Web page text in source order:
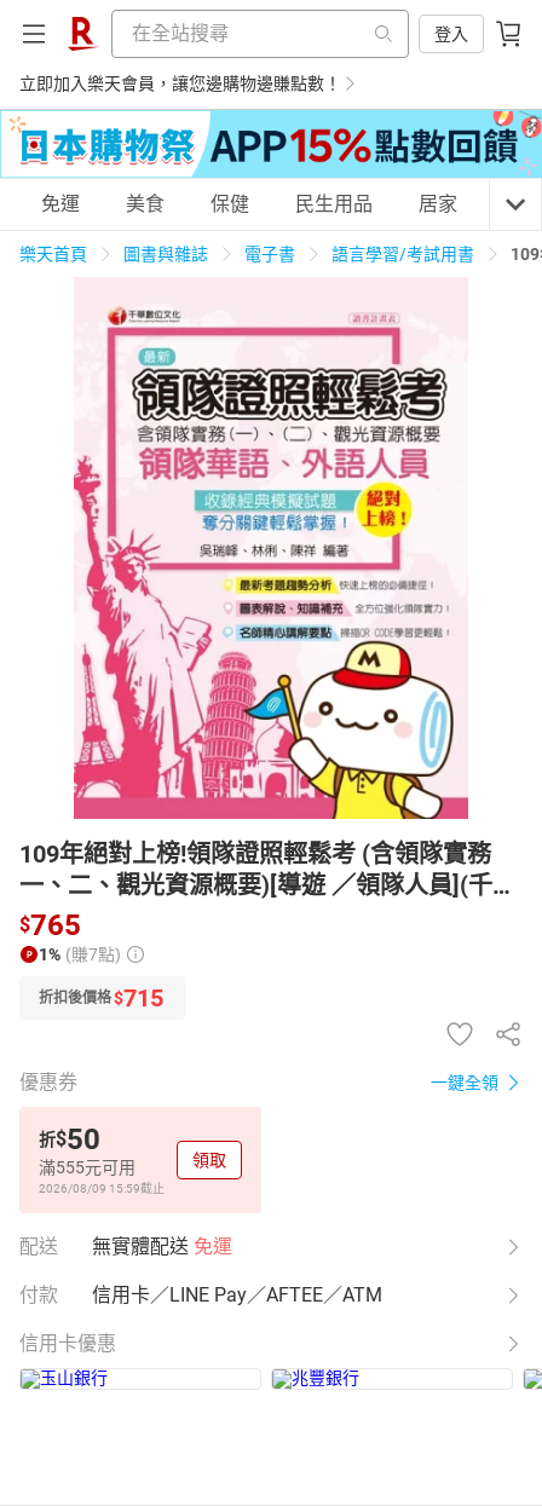
登入
立即加入樂天會員，讓您邊購物邊賺點數！
購物網分類
天天免運 美食蛋糕 養生保健
3C家電 運動休閒 親子玩具
女裝 男裝 化妝保養
日本購物 電子/紙本書
HOT
免運 美食 保健 民生用品 居家 3C
樂天首頁 圖書與雜誌 電子書 語言學習/考試用書
109年絕對上榜!領隊證照輕鬆考 (含領隊實務
一、二、觀光資源概要)[導遊 ／領隊人員](千
華)【電子書】
$765
1% (賺7點)
折扣後價格$715
優惠券 一鍵全領
折$50
滿555元可用
2026/08/09 15:59截止
領取
配送 無實體配送 免運
付款 信用卡／LINE Pay／AFTEE／ATM
信用卡優惠